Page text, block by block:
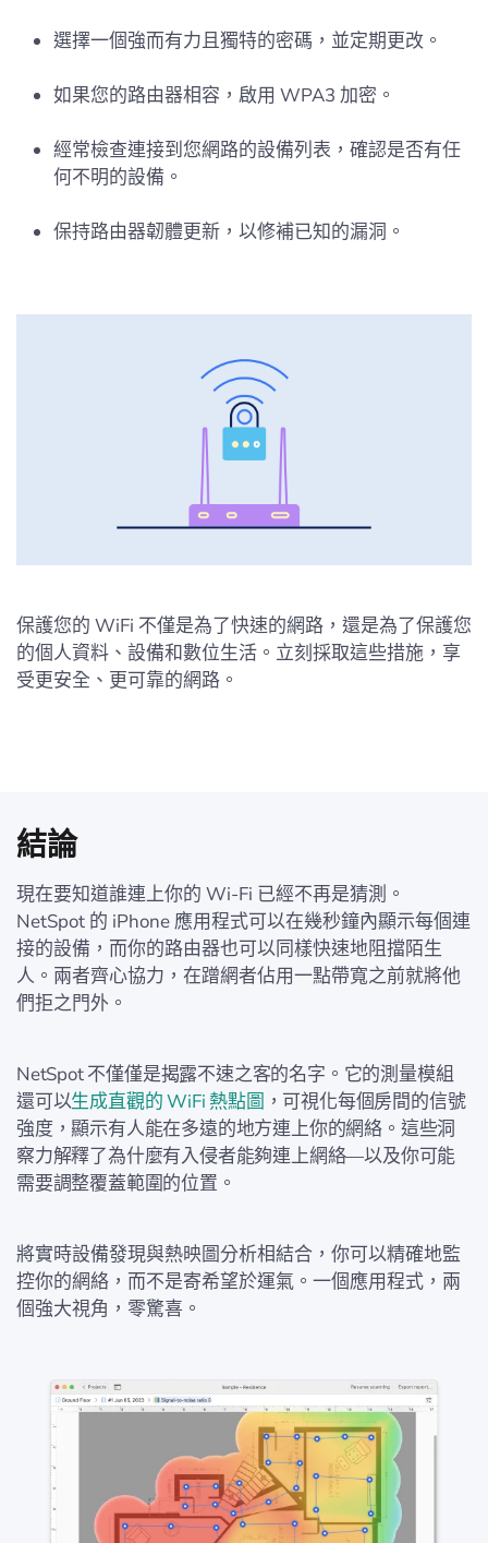
選擇一個強而有力且獨特的密碼，並定期更改。
如果您的路由器相容，啟用 WPA3 加密。
經常檢查連接到您網路的設備列表，確認是否有任
何不明的設備。
保持路由器韌體更新，以修補已知的漏洞。
保護您的 WiFi 不僅是為了快速的網路，還是為了保護您
的個人資料、設備和數位生活。立刻採取這些措施，享
受更安全、更可靠的網路。
結論
現在要知道誰連上你的 Wi-Fi 已經不再是猜測。
NetSpot 的 iPhone 應用程式可以在幾秒鐘內顯示每個連
接的設備，而你的路由器也可以同樣快速地阻擋陌生
人。兩者齊心協力，在蹭網者佔用一點帶寬之前就將他
們拒之門外。
NetSpot 不僅僅是揭露不速之客的名字。它的測量模組
還可以生成直觀的 WiFi 熱點圖 ，可視化每個房間的信號
強度，顯示有人能在多遠的地方連上你的網絡。這些洞
察力解釋了為什麼有入侵者能夠連上網絡—以及你可能
需要調整覆蓋範圍的位置。
將實時設備發現與熱映圖分析相結合，你可以精確地監
控你的網絡，而不是寄希望於運氣。一個應用程式，兩
個強大視角，零驚喜。